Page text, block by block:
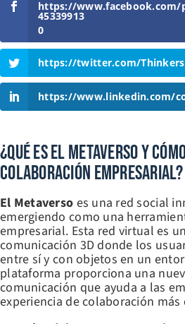
https://www.facebook.com/
45339913
0
https://twitter.com/
https://www.linkedin.com/
¿Qué Es El Metaverso Y
Colaboración Empresarial?
El Metaverso es una red social
emergiendo como una
empresarial. Esta red virtual es
comunicación 3D donde los
entre sí y con objetos en un
plataforma proporciona una
comunicación que ayuda a las
experiencia de colaboración más